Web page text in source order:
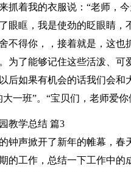
抓着我的衣服说：“老师，
眼眶，我是使劲的眨眼睛
不得你，，接着就是，这
为了能够记住这些活泼、可
后如果有机会的话我们会
大一班”。“宝贝们，老师爱你
教学总结 篇3
钟声掀开了新年的帷幕，春
的工作，总结一下工作中